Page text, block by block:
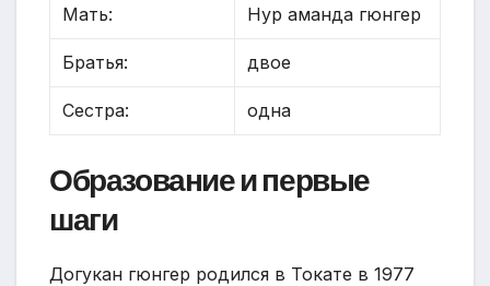
Мать: Нур аманда гюнгер
Братья: двое
Сестра: одна
Образование и первые
шаги
Догукан гюнгер родился в Токате в 1977